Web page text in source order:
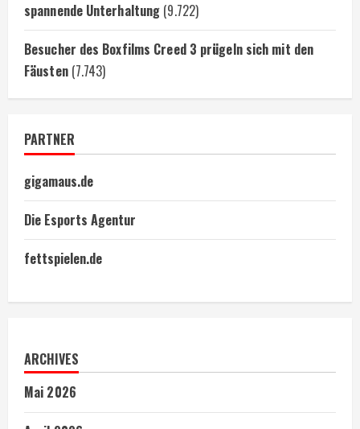
spannende Unterhaltung (9.722)
Besucher des Boxfilms Creed 3 prügeln sich mit den
Fäusten (7.743)
PARTNER
gigamaus.de
Die Esports Agentur
fettspielen.de
ARCHIVES
Mai 2026